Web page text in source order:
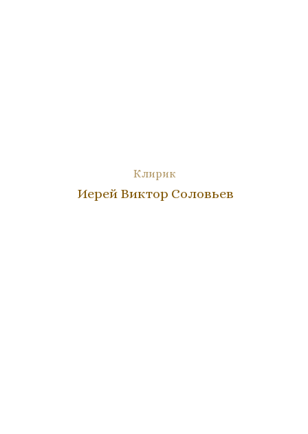
Клирик
Иерей Виктор Соловьев